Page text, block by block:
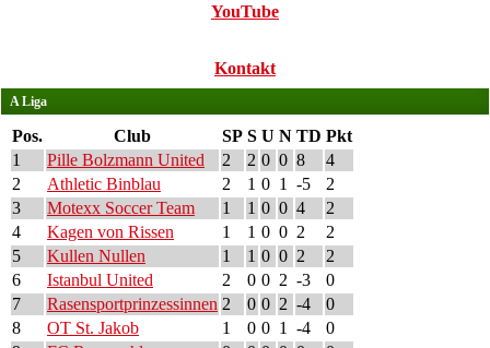
YouTube
Kontakt
A Liga
Pos. Club SP S U N TD Pkt
1
Pille Bolzmann United 2 2 0 0 8
4
2
Athletic Binblau 2 1 0 1 -5
2
3
Motexx Soccer Team 1 1 0 0 4
2
4
Kagen von Rissen 1 1 0 0 2
2
5
Kullen Nullen 1 1 0 0 2
2
6
Istanbul United 2 0 0 2 -3
0
7
Rasensportprinzessinnen 2 0 0 2 -4
0
8
OT St. Jakob 1 0 0 1 -4
0